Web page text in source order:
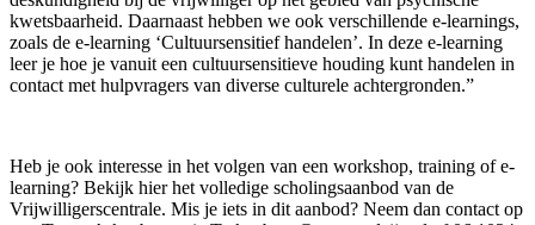
kwetsbaarheid. Daarnaast hebben we ook verschillende e-learnings,
zoals de e-learning ‘Cultuursensitief handelen’. In deze e-learning
leer je hoe je vanuit een cultuursensitieve houding kunt handelen in
contact met hulpvragers van diverse culturele achtergronden.”
Heb je ook interesse in het volgen van een workshop, training of e-
learning? Bekijk hier het volledige scholingsaanbod van de
Vrijwilligerscentrale. Mis je iets in dit aanbod? Neem dan contact op